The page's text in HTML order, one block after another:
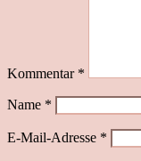
Kommentar *
Name *
E-Mail-Adresse *